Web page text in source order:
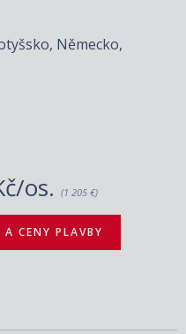
Německo,
os. (1 205 €)
CENY PLAVBY